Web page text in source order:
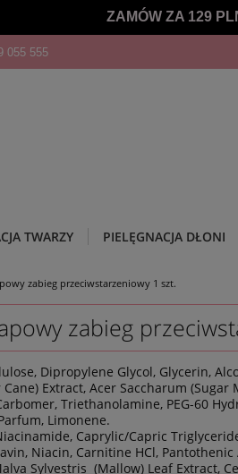
ZAMÓW ZA 129
055 555
TWARZY PIELĘGNACJA DŁONI
zabieg przeciwstarzeniowy 1 szt.
zabieg
Dipropylene Glycol, Glycerin,
Extract, Acer Saccharum
Triethanolamine, PEG-60
Limonene.
Caprylic/Capric
Niacin, Carnitine HCl,
Sylvestris (Mallow) Leaf Extract,